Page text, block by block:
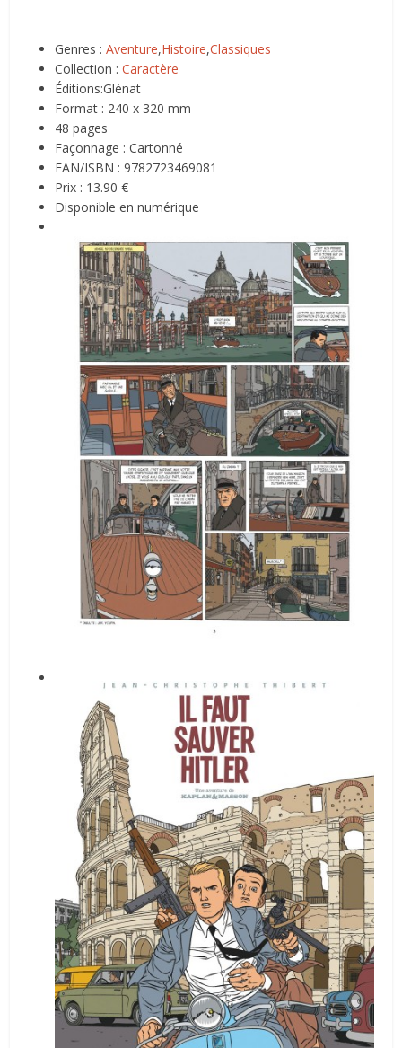
Genres :Aventure,Histoire,Classiques
Collection :Caractère
Éditions:Glénat
Format : 240 x 320 mm
48 pages
Façonnage : Cartonné
EAN/ISBN : 9782723469081
Prix : 13.90 €
Disponible en numérique